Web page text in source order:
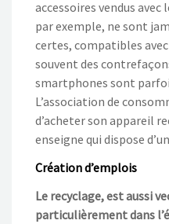
accessoires vendus
par exemple, ne sont
certes, compatibles
souvent des
smartphones sont
L’association de
d’acheter son appareil
enseigne qui dispose
Création d’emplois
Le recyclage, est aussi
particulièrement dans